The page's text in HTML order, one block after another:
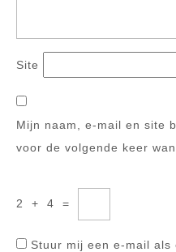
Site
Mijn naam, e-mail en site
voor de volgende keer
2 + 4 =
Stuur mij een e-mail als